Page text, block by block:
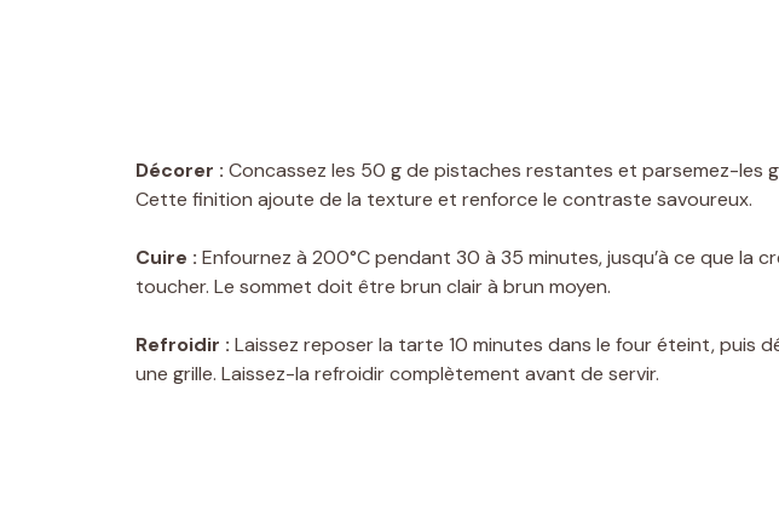
Décorer : Concassez les 50 g de pistaches restantes et parsemez-les
Cette finition ajoute de la texture et renforce le contraste savoureux.
Cuire : Enfournez à 200°C pendant 30 à 35 minutes, jusqu’à ce que la
toucher. Le sommet doit être brun clair à brun moyen.
Refroidir : Laissez reposer la tarte 10 minutes dans le four éteint, puis
une grille. Laissez-la refroidir complètement avant de servir.